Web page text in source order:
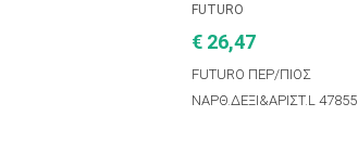
FUTURO
€ 26,47
FUTURO ΠΕΡ/ΠΙΟΣ
ΝΑΡΘ.ΔΕΞΙ&ΑΡΙΣΤ.L 47855